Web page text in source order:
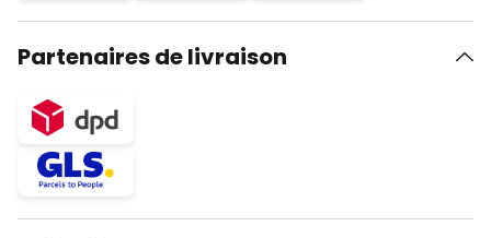
Partenaires de livraison